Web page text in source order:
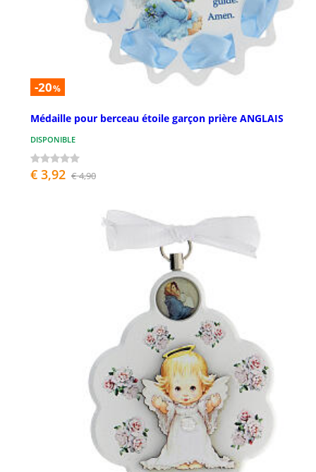
-20%
Médaille pour berceau étoile garçon prière ANGLAIS
DISPONIBLE
€ 3,92 € 4,90